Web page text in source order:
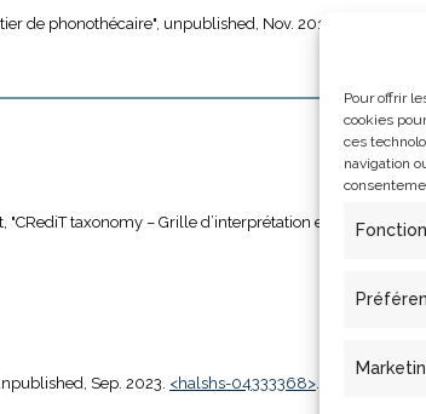
Pour offrir
cookies
ces
navigation
de phonothécaire", unpublished, Nov. 2015.
"CRediT taxonomy – Grille d’interprétation
Sep. 2023. <halshs-04333368>.